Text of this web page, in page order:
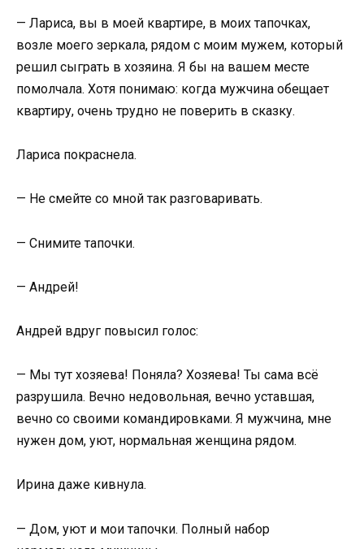
— Лариса, вы в моей квартире, в моих тапочках,
возле моего зеркала, рядом с моим мужем, который
решил сыграть в хозяина. Я бы на вашем месте
помолчала. Хотя понимаю: когда мужчина обещает
квартиру, очень трудно не поверить в сказку.
Лариса покраснела.
— Не смейте со мной так разговаривать.
— Снимите тапочки.
— Андрей!
Андрей вдруг повысил голос:
— Мы тут хозяева! Поняла? Хозяева! Ты сама всё
разрушила. Вечно недовольная, вечно уставшая,
вечно со своими командировками. Я мужчина, мне
нужен дом, уют, нормальная женщина рядом.
Ирина даже кивнула.
— Дом, уют и мои тапочки. Полный набор